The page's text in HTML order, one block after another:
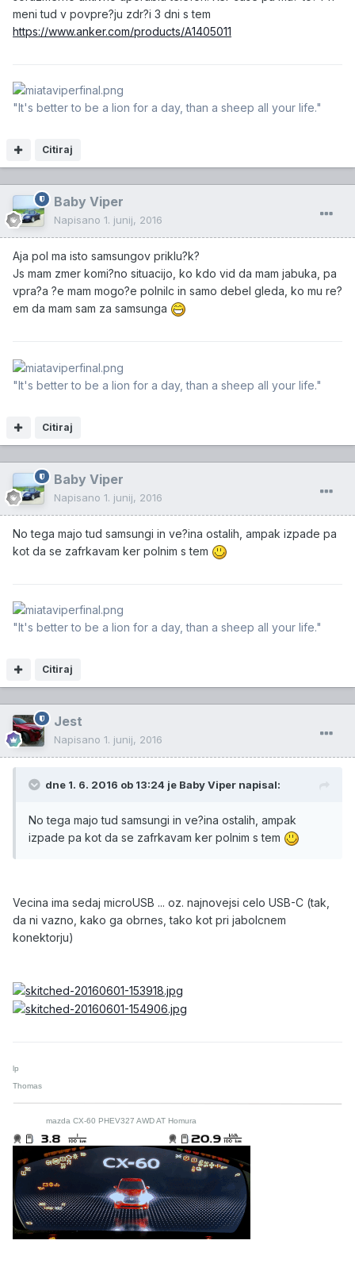
meni tud v povpre?ju zdr?i 3 dni s tem
https://www.anker.com/products/A1405011
Citiraj
"It's better to be a lion for a day, than a sheep all your life."
Baby Viper
Napisano 1. junij, 2016
Aja pol ma isto samsungov priklu?k?
Js mam zmer komi?no situacijo, ko kdo vid da mam jabuka, pa
vpra?a ?e mam mogo?e polnilc in samo debel gleda, ko mu re?
em da mam sam za samsunga
Citiraj
"It's better to be a lion for a day, than a sheep all your life."
Baby Viper
Napisano 1. junij, 2016
No tega majo tud samsungi in ve?ina ostalih, ampak izpade pa
kot da se zafrkavam ker polnim s tem
Citiraj
"It's better to be a lion for a day, than a sheep all your life."
Jest
Napisano 1. junij, 2016
dne 1. 6. 2016 ob 13:24 je Baby Viper napisal:
No tega majo tud samsungi in ve?ina ostalih, ampak
izpade pa kot da se zafrkavam ker polnim s tem
Vecina ima sedaj microUSB ... oz. najnovejsi celo USB-C (tak,
da ni vazno, kako ga obrnes, tako kot pri jabolcnem
konektorju)
lp
Thomas
mazda CX-60 PHEV327 AWD AT Homura